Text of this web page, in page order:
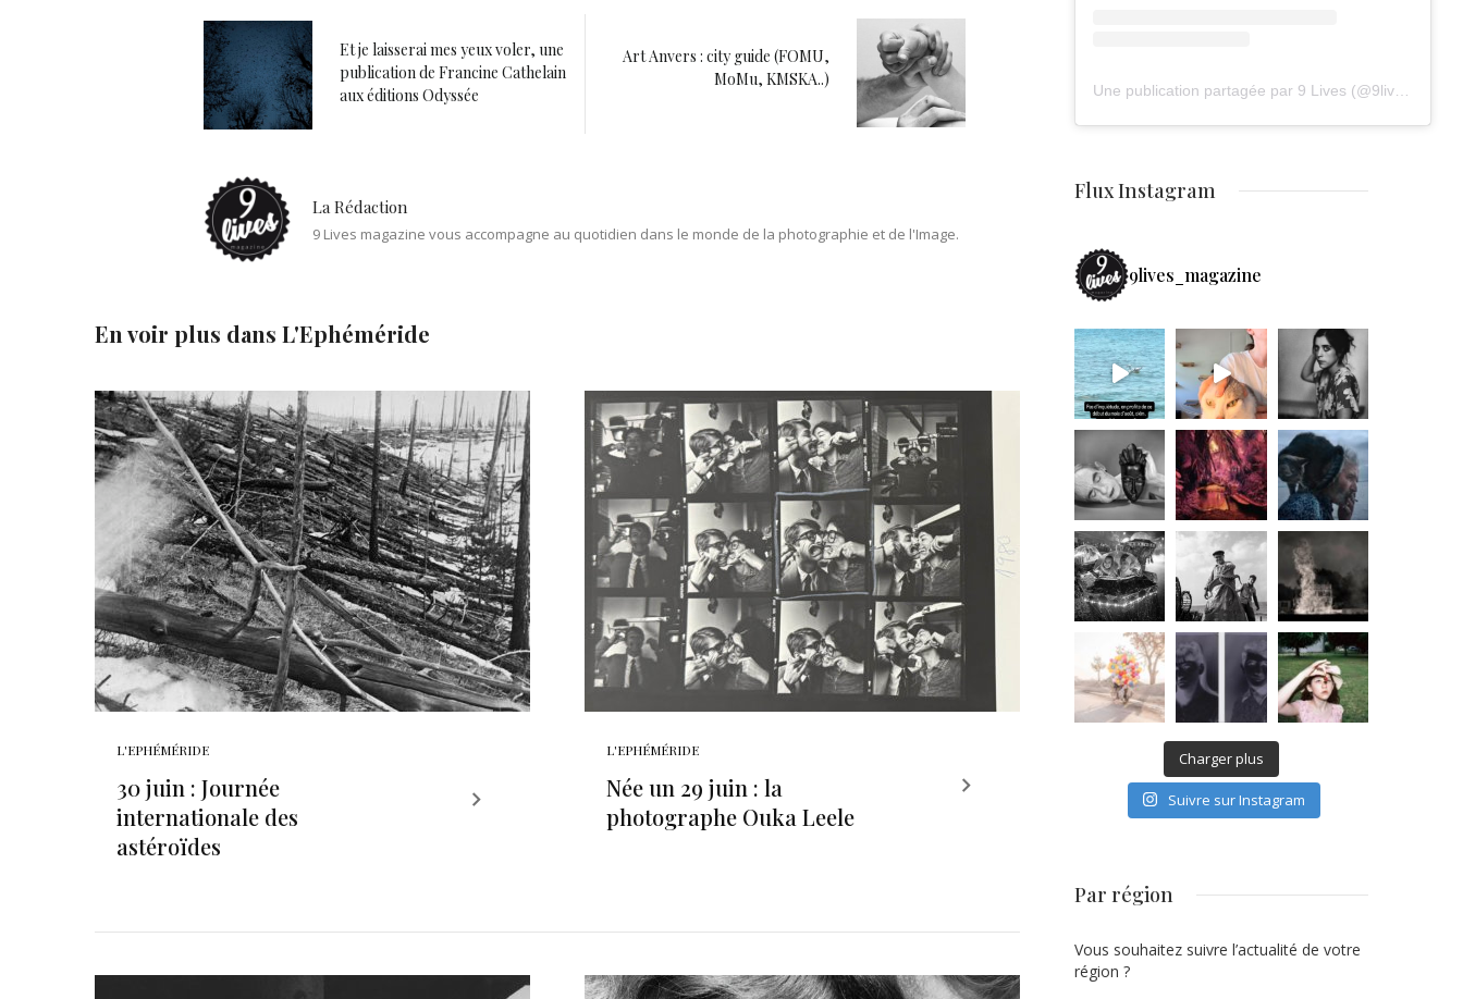
Et je laisserai mes yeux voler, une
publication de Francine Cathelain
aux éditions Odyssée
Art Anvers : city guide (FOMU,
MoMu, KMSKA..)
La Rédaction
9 Lives magazine vous accompagne au quotidien dans le monde de la photographie et de l'Image.
En voir plus dans L'Ephéméride
L'EPHÉMÉRIDE
30 juin : Journée
internationale des
astéroïdes
L'EPHÉMÉRIDE
Née un 29 juin : la
photographe Ouka Leele
Flux Instagram
9lives_magazine
Charger plus
Suivre sur Instagram
Par région
Vous souhaitez suivre l’actualité de votre
région ?